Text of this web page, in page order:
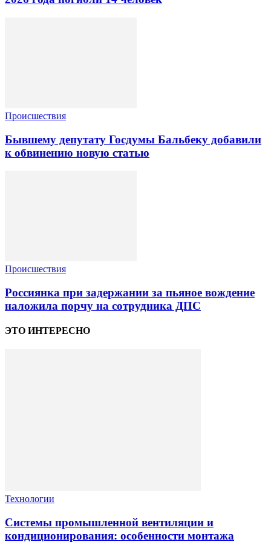
Происшествия
Бывшему депутату Госдумы Бальбеку добавили
к обвинению новую статью
Происшествия
Россиянка при задержании за пьяное вождение
наложила порчу на сотрудника ДПС
ЭТО ИНТЕРЕСНО
Технологии
Системы промышленной вентиляции и
кондиционирования: особенности монтажа